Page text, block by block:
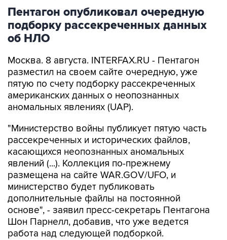
Пентагон опубликовал очередную
подборку рассекреченных данных
об НЛО
Москва. 8 августа. INTERFAX.RU - Пентагон
разместил на своем сайте очередную, уже
пятую по счету подборку рассекреченных
американских данных о неопознанных
аномальных явлениях (UAP).
"Министерство войны публикует пятую часть
рассекреченных и исторических файлов,
касающихся неопознанных аномальных
явлений (...). Коллекция по-прежнему
размещена на сайте WAR.GOV/UFO, и
министерство будет публиковать
дополнительные файлы на постоянной
основе", - заявил пресс-секретарь Пентагона
Шон Парнелл, добавив, что уже ведется
работа над следующей подборкой.